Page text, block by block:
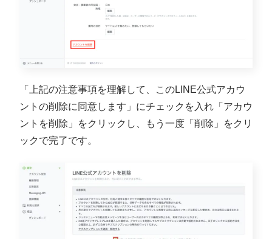
「上記の注意事項を理解して、このLINE公式アカウ
ントの削除に同意します」にチェックを入れ「アカウ
ントを削除」をクリックし、もう一度「削除」をクリ
ックで完了です。